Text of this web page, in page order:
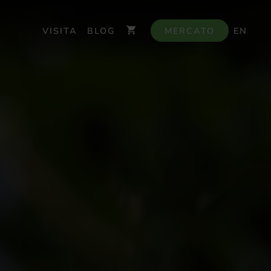
VISITA BLOG MERCATO EN